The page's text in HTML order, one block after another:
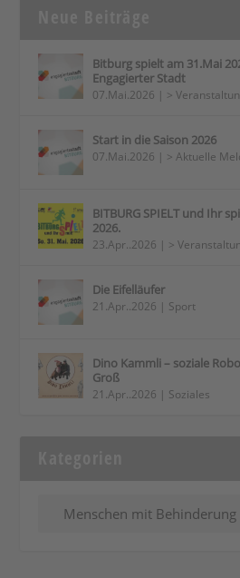
Bitburg spielt am 31.Mai
Engagierter Stadt
07.Mai.2026 | >
Start in die Saison 2026
07.Mai.2026 | > Aktuelle
BITBURG SPIELT und Ihr
2026.
23.Apr..2026 | >
Die Eifelläufer
21.Apr..2026 | Sport
Dino Kammli – soziale
Groß
21.Apr..2026 | Soziales